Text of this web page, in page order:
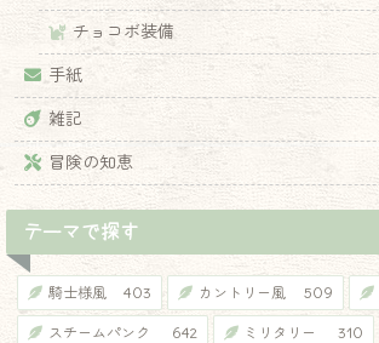
チョコボ装備
手紙
雑記
冒険の知恵
テーマで探す
騎士様風 403 カントリー風 509
スチームパンク 642 ミリタリー 310